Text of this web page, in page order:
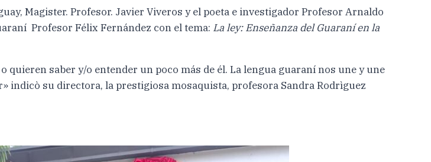
Magister. Profesor. Javier Viveros y el poeta e investigador Profesor Arnaldo
Profesor Félix Fernández con el tema: La ley: Enseñanza del Guaraní en la
saber y/o entender un poco más de él. La lengua guaraní nos une y une
indicò su directora, la prestigiosa mosaquista, profesora Sandra Rodrìguez